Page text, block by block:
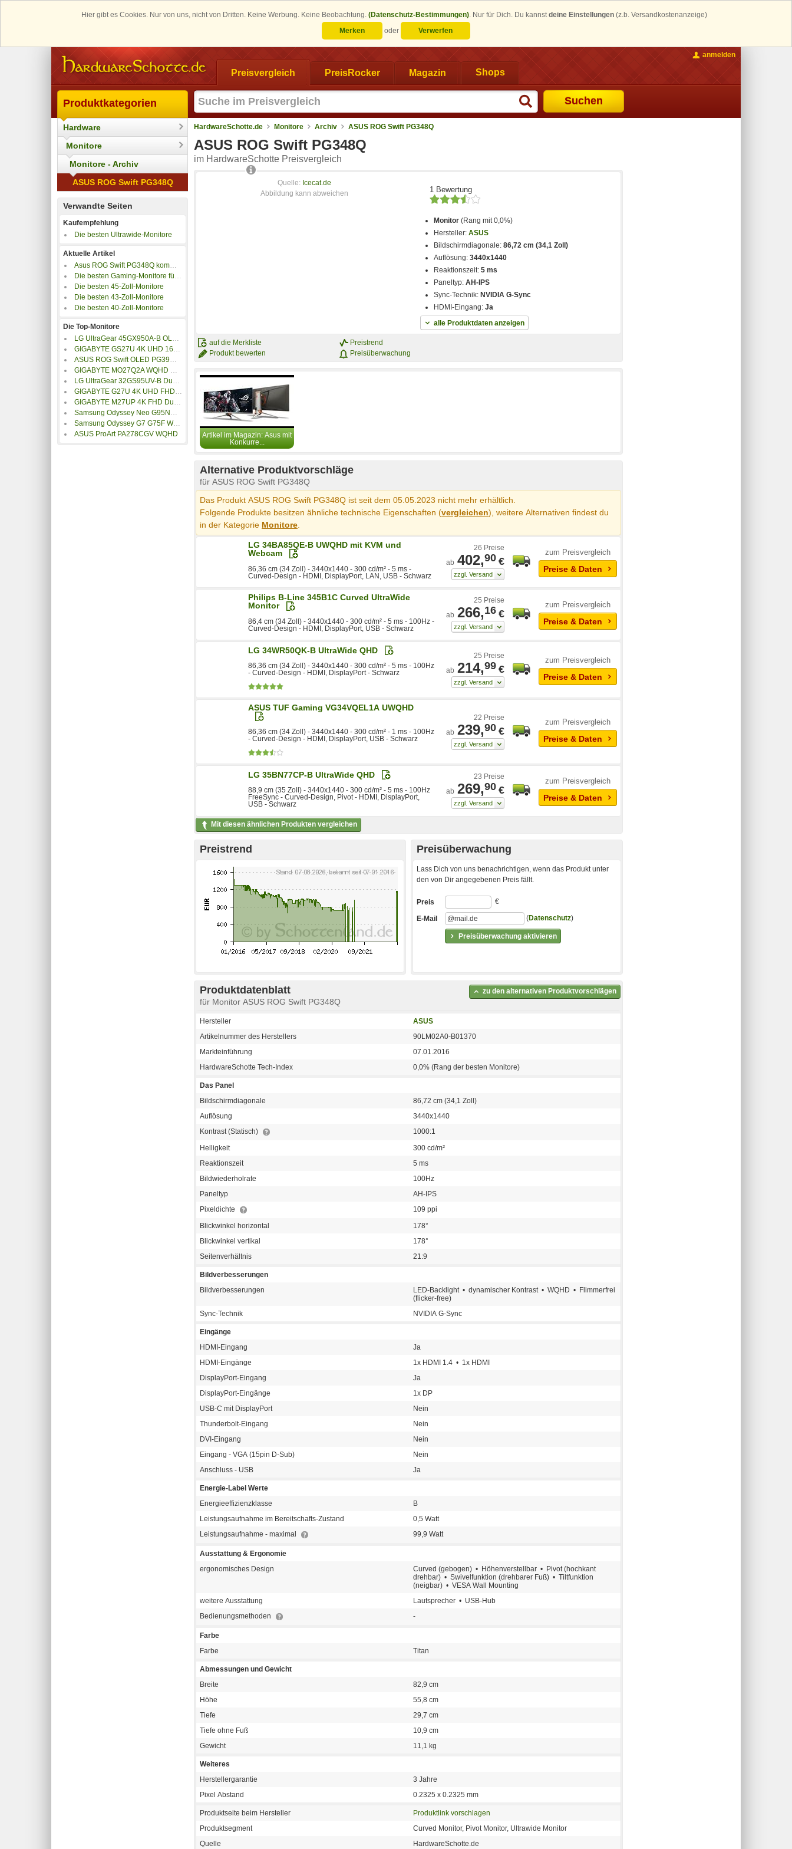
Hier gibt es Cookies. Nur von uns, nicht von Dritten. Keine Werbung. Keine Beobachtung. (Datenschutz-Bestimmungen). Nur für Dich. Du kannstdeine Einstellungen (z.b. Versandkostenanzeige)
Merken
oder Verwerfen
Preisvergleich PreisRocker Magazin Shops
Suchen
anmelden
Produktkategorien
Hardware
Monitore
Monitore - Archiv
ASUS ROG Swift PG348Q
Verwandte Seiten
Kaufempfehlung
Die besten Ultrawide-Monitore
Aktuelle Artikel
Asus ROG Swift PG348Q kommt in den Handel
Die besten Gaming-Monitore für Valorant
Die besten 45-Zoll-Monitore
Die besten 43-Zoll-Monitore
Die besten 40-Zoll-Monitore
Die Top-Monitore
LG UltraGear 45GX950A-B OLED 5K2K
GIGABYTE GS27U 4K UHD 160Hz
ASUS ROG Swift OLED PG39WCDM Ultrawide
GIGABYTE MO27Q2A WQHD QD-OLED
LG UltraGear 32GS95UV-B Dual-Mode OLED 4K UHD
GIGABYTE G27U 4K UHD FHD Dual-Mode 160Hz
GIGABYTE M27UP 4K FHD Dual-Mode
Samsung Odyssey Neo G95NC S57CG954NU Dual UHD
Samsung Odyssey G7 G75F WUHD S40FG756EU
ASUS ProArt PA278CGV WQHD
HardwareSchotte.de Monitore Archiv ASUS ROG Swift PG348Q
ASUS ROG Swift PG348Q
im HardwareSchotte Preisvergleich
Quelle: Icecat.de
1 Bewertung
Monitor
(Rang mit 0,0%)
Hersteller:ASUS
Bildschirmdiagonale:86,72 cm (34,1 Zoll)
Auflösung:3440x1440
Reaktionszeit:5 ms
Paneltyp:AH-IPS
Sync-Technik: NVIDIA G-Sync
HDMI-Eingang:Ja
alle Produktdaten anzeigen
auf die Merkliste
Produkt bewerten
Preistrend
Preisüberwachung
Artikel im Magazin: Asus mit
Konkurre...
Alternative Produktvorschläge
für ASUS ROG Swift PG348Q
Das Produkt ASUS ROG Swift PG348Q ist seit dem 05.05.2023 nicht mehr erhältlich.
Folgende Produkte besitzen ähnliche technische Eigenschaften (vergleichen), weitere Alternativen findest du
in der Kategorie Monitore.
LG 34BA85QE-B UWQHD mit KVM und
Webcam
86,36 cm (34 Zoll) - 3440x1440 - 300 cd/m² - 5 ms -
Curved-Design - HDMI, DisplayPort, LAN, USB - Schwarz
26 Preise
ab 402,90 €
zum Preisvergleich
Preise & Daten
Philips B-Line 345B1C Curved UltraWide
Monitor
86,4 cm (34 Zoll) - 3440x1440 - 300 cd/m² - 5 ms - 100Hz -
Curved-Design - HDMI, DisplayPort, USB - Schwarz
25 Preise
ab 266,16 €
zum Preisvergleich
Preise & Daten
LG 34WR50QK-B UltraWide QHD
86,36 cm (34 Zoll) - 3440x1440 - 300 cd/m² - 5 ms - 100Hz
- Curved-Design - HDMI, DisplayPort - Schwarz
25 Preise
ab 214,99 €
zum Preisvergleich
Preise & Daten
ASUS TUF Gaming VG34VQEL1A UWQHD
86,36 cm (34 Zoll) - 3440x1440 - 300 cd/m² - 1 ms - 100Hz
- Curved-Design - HDMI, DisplayPort, USB - Schwarz
22 Preise
ab 239,90 €
zum Preisvergleich
Preise & Daten
LG 35BN77CP-B UltraWide QHD
88,9 cm (35 Zoll) - 3440x1440 - 300 cd/m² - 5 ms - 100Hz
FreeSync - Curved-Design, Pivot - HDMI, DisplayPort,
USB - Schwarz
23 Preise
ab 269,90 €
zum Preisvergleich
Preise & Daten
Mit diesen ähnlichen Produkten vergleichen
Preistrend Preisüberwachung
Lass Dich von uns benachrichtigen, wenn das Produkt unter
den von Dir angegebenen Preis fällt.
Preisüberwachung aktivieren
Preis €
E-Mail (Datenschutz)
Produktdatenblatt
für Monitor ASUS ROG Swift PG348Q
zu den alternativen Produktvorschlägen
Hersteller
ASUS
Artikelnummer des Herstellers
90LM02A0-B01370
Markteinführung
07.01.2016
HardwareSchotte Tech-Index
0,0% (Rang der besten Monitore)
Das Panel
Bildschirmdiagonale
86,72 cm (34,1 Zoll)
Auflösung
3440x1440
Kontrast (Statisch)
1000:1
Helligkeit
300 cd/m²
Reaktionszeit
5 ms
Bildwiederholrate
100Hz
Paneltyp
AH-IPS
Pixeldichte
109 ppi
Blickwinkel horizontal
178°
Blickwinkel vertikal
178°
Seitenverhältnis
21:9
Bildverbesserungen
Bildverbesserungen
LED-Backlight • dynamischer Kontrast • WQHD • Flimmerfrei
(flicker-free)
Sync-Technik
NVIDIA G-Sync
Eingänge
HDMI-Eingang
Ja
HDMI-Eingänge
1x HDMI 1.4 • 1x HDMI
DisplayPort-Eingang
Ja
DisplayPort-Eingänge
1x DP
USB-C mit DisplayPort
Nein
Thunderbolt-Eingang
Nein
DVI-Eingang
Nein
Eingang - VGA (15pin D-Sub)
Nein
Anschluss - USB
Ja
Energie-Label Werte
Energieeffizienzklasse
B
Leistungsaufnahme im Bereitschafts-Zustand
0,5 Watt
Leistungsaufnahme - maximal
99,9 Watt
Ausstattung & Ergonomie
ergonomisches Design
Curved (gebogen) • Höhenverstellbar • Pivot (hochkant
drehbar) • Swivelfunktion (drehbarer Fuß) • Tiltfunktion
(neigbar) • VESA Wall Mounting
weitere Ausstattung
Lautsprecher • USB-Hub
Bedienungsmethoden
-
Farbe
Farbe
Titan
Abmessungen und Gewicht
Breite
82,9 cm
Höhe
55,8 cm
Tiefe
29,7 cm
Tiefe ohne Fuß
10,9 cm
Gewicht
11,1 kg
Weiteres
Herstellergarantie
3 Jahre
Pixel Abstand
0.2325 x 0.2325 mm
Produktseite beim Hersteller
Produktlink vorschlagen
Produktsegment
Curved Monitor, Pivot Monitor, Ultrawide Monitor
Quelle
HardwareSchotte.de